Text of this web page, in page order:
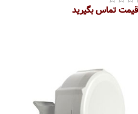
قیمت تماس بگیرید